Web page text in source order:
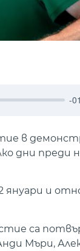
-
в
дни преди
и
са
Мъри,